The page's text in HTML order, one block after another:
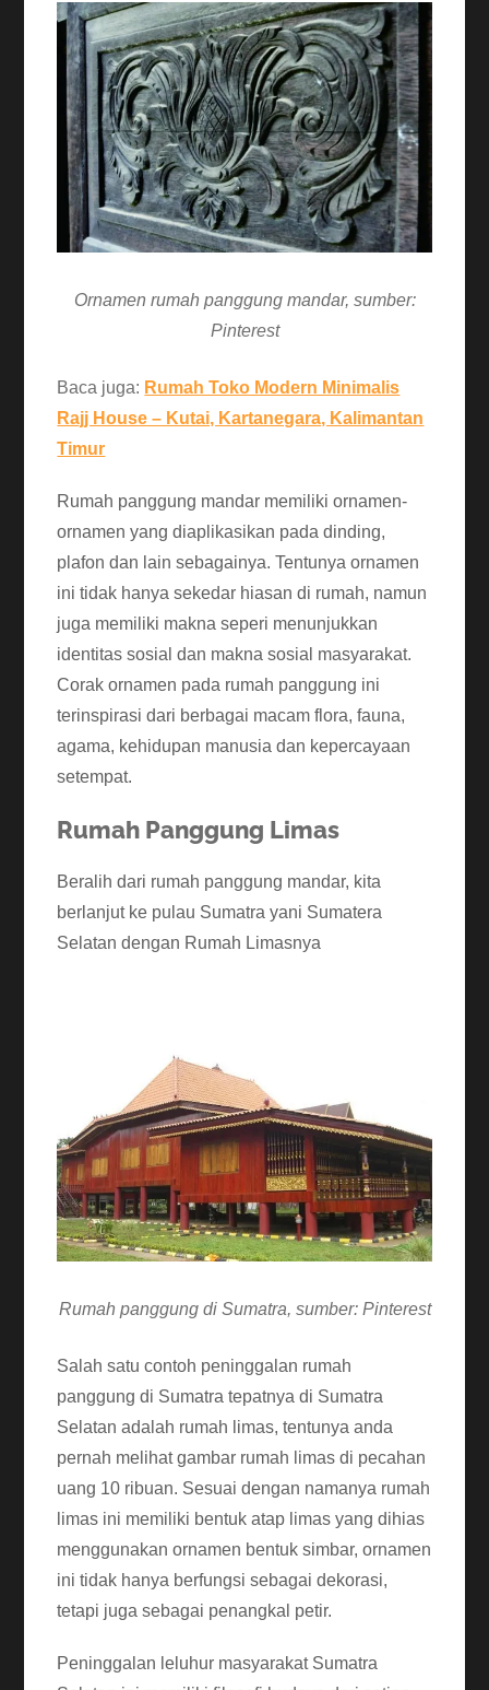
Ornamen rumah panggung mandar, sumber:
Pinterest
Baca juga: Rumah Toko Modern Minimalis
Rajj House – Kutai, Kartanegara, Kalimantan
Timur
Rumah panggung mandar memiliki ornamen-
ornamen yang diaplikasikan pada dinding,
plafon dan lain sebagainya. Tentunya ornamen
ini tidak hanya sekedar hiasan di rumah, namun
juga memiliki makna seperi menunjukkan
identitas sosial dan makna sosial masyarakat.
Corak ornamen pada rumah panggung ini
terinspirasi dari berbagai macam flora, fauna,
agama, kehidupan manusia dan kepercayaan
setempat.
Rumah Panggung Limas
Beralih dari rumah panggung mandar, kita
berlanjut ke pulau Sumatra yani Sumatera
Selatan dengan Rumah Limasnya
Rumah panggung di Sumatra, sumber: Pinterest
Salah satu contoh peninggalan rumah
panggung di Sumatra tepatnya di Sumatra
Selatan adalah rumah limas, tentunya anda
pernah melihat gambar rumah limas di pecahan
uang 10 ribuan. Sesuai dengan namanya rumah
limas ini memiliki bentuk atap limas yang dihias
menggunakan ornamen bentuk simbar, ornamen
ini tidak hanya berfungsi sebagai dekorasi,
tetapi juga sebagai penangkal petir.
Peninggalan leluhur masyarakat Sumatra